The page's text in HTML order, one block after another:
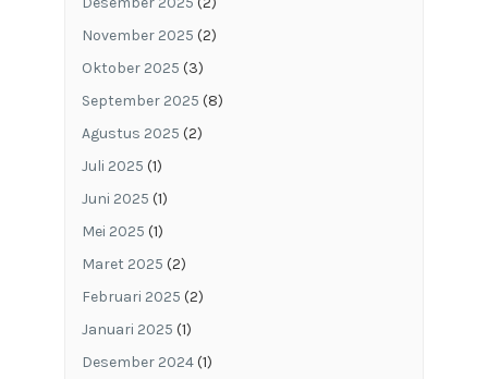
November 2025 (2)
Oktober 2025 (3)
September 2025 (8)
Agustus 2025 (2)
Juli 2025 (1)
Juni 2025 (1)
Mei 2025 (1)
Maret 2025 (2)
Februari 2025 (2)
Januari 2025 (1)
Desember 2024(1)